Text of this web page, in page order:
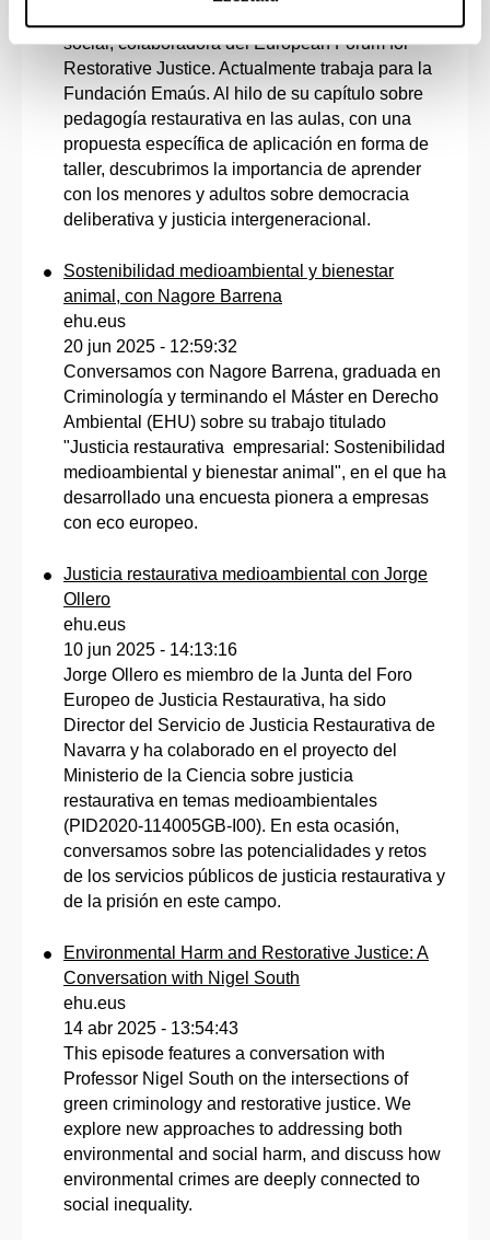
social, colaboradora del European Forum for
Restorative Justice. Actualmente trabaja para la
Fundación Emaús. Al hilo de su capítulo sobre
pedagogía restaurativa en las aulas, con una
propuesta específica de aplicación en forma de
taller, descubrimos la importancia de aprender
con los menores y adultos sobre democracia
deliberativa y justicia intergeneracional.
Sostenibilidad medioambiental y bienestar
animal, con Nagore Barrena
ehu.eus
20 jun 2025 - 12:59:32
Conversamos con Nagore Barrena, graduada en
Criminología y terminando el Máster en Derecho
Ambiental (EHU) sobre su trabajo titulado
"Justicia restaurativa empresarial: Sostenibilidad
medioambiental y bienestar animal", en el que ha
desarrollado una encuesta pionera a empresas
con eco europeo.
Justicia restaurativa medioambiental con Jorge
Ollero
ehu.eus
10 jun 2025 - 14:13:16
Jorge Ollero es miembro de la Junta del Foro
Europeo de Justicia Restaurativa, ha sido
Director del Servicio de Justicia Restaurativa de
Navarra y ha colaborado en el proyecto del
Ministerio de la Ciencia sobre justicia
restaurativa en temas medioambientales
(PID2020-114005GB-I00). En esta ocasión,
conversamos sobre las potencialidades y retos
de los servicios públicos de justicia restaurativa y
de la prisión en este campo.
Environmental Harm and Restorative Justice: A
Conversation with Nigel South
ehu.eus
14 abr 2025 - 13:54:43
This episode features a conversation with
Professor Nigel South on the intersections of
green criminology and restorative justice. We
explore new approaches to addressing both
environmental and social harm, and discuss how
environmental crimes are deeply connected to
social inequality.